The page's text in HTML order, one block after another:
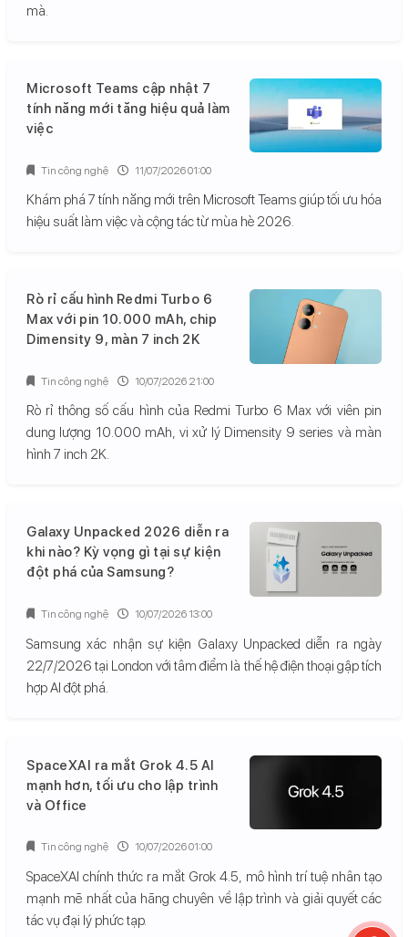
mà.
Microsoft Teams cập nhật 7
tính năng mới tăng hiệu quả làm
việc
Khám phá 7 tính năng mới trên Microsoft Teams giúp tối ưu hóa
hiệu suất làm việc và cộng tác từ mùa hè 2026.
Tin công nghệ 11/07/2026 01:00
Rò rỉ cấu hình Redmi Turbo 6
Max với pin 10.000 mAh, chip
Dimensity 9, màn 7 inch 2K
Rò rỉ thông số cấu hình của Redmi Turbo 6 Max với viên pin
dung lượng 10.000 mAh, vi xử lý Dimensity 9 series và màn
hình 7 inch 2K.
Tin công nghệ 10/07/2026 21:00
Galaxy Unpacked 2026 diễn ra
khi nào? Kỳ vọng gì tại sự kiện
đột phá của Samsung?
Samsung xác nhận sự kiện Galaxy Unpacked diễn ra ngày
22/7/2026 tại London với tâm điểm là thế hệ điện thoại gập tích
hợp AI đột phá.
Tin công nghệ 10/07/2026 13:00
SpaceXAI ra mắt Grok 4.5 AI
mạnh hơn, tối ưu cho lập trình
và Office
SpaceXAI chính thức ra mắt Grok 4.5, mô hình trí tuệ nhân tạo
mạnh mẽ nhất của hãng chuyên về lập trình và giải quyết các
tác vụ đại lý phức tạp.
Tin công nghệ 10/07/2026 01:00